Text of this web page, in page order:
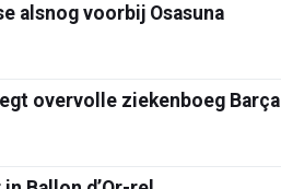
alsnog voorbij Osasuna
overvolle ziekenboeg Barça